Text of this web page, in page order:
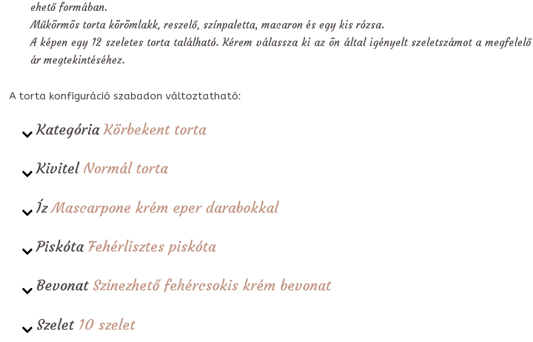
ehető formában.
Műkörmös torta körömlakk, reszelő, színpaletta, macaron és egy kis rózsa.
A képen egy 12 szeletes torta található. Kérem válassza ki az ön által igényelt szeletszámot a megfelelő
ár megtekintéséhez.
A torta konfiguráció szabadon változtatható:
KategóriaKörbekent torta
Kivitel Normál torta
ÍzMascarpone krém eper darabokkal
Piskóta Fehérlisztes piskóta
Bevonat Színezhető fehércsokis krém bevonat
Szelet 10 szelet